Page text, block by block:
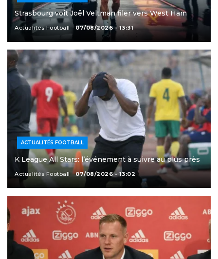
Strasbourg voit Joël Veltman filer vers West Ham
Actualités Football 07/08/2026 - 13:31
ACTUALITÉS FOOTBALL
K League All Stars: l’événement à suivre au plus près
Actualités Football 07/08/2026 - 13:02